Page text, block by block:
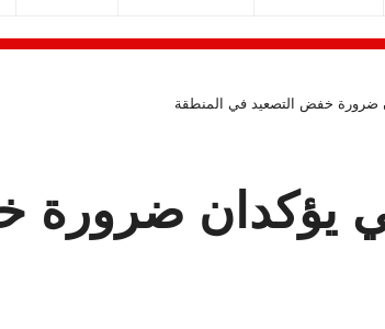
ضرورة خفض التصعيد في المنطقة
يؤكدان